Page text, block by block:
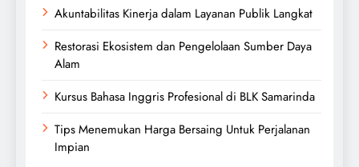
Akuntabilitas Kinerja dalam Layanan Publik Langkat
Restorasi Ekosistem dan Pengelolaan Sumber Daya
Alam
Kursus Bahasa Inggris Profesional di BLK Samarinda
Tips Menemukan Harga Bersaing Untuk Perjalanan
Impian